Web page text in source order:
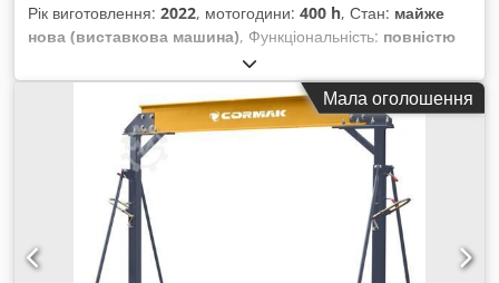
Рік виготовлення: 2022, мотогодини: 400 h, Стан: майже
нова (виставкова машина), Функціональність: повністю
, !!!Демонстраційна машина з малим
напрацюванням!!! Модель: Lepton 5100 Рік випуску: 2022
Напрацювання: близько 400 мотогодин Місцезнаходження:
D 84069 Schierling Доступність: найближчим часом
Оснащення: Codpfx Aert Uvzebwsrf - Базова машина
Lepton 5100 з грохотними декерами 1 і 2 Шаг грохота 1: 36
мм Шаг грохота 2: 24 мм - Попередній грохот з довгим
бункером і змінним дозуючим валом - Вимірювання об’єму
через завантаження - Підготовка під пневмосепаратор -
Компресор - LED-пакет - Дистанційне керування всіма
Мала оголошення